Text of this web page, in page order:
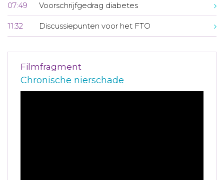
07:49 Voorschrijfgedrag diabetes
11:32 Discussiepunten voor het FTO
Filmfragment
Chronische nierschade